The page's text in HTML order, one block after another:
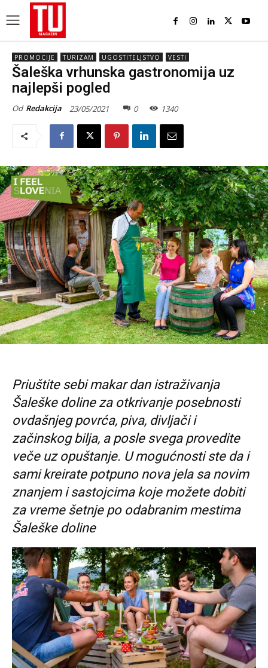
PROMOCIJE TURIZAM UGOSTITELJSTVO VESTI
Šaleška vrhunska gastronomija uz
najlepši pogled
Od Redakcija 23/05/2021 0 1340
Priuštite sebi makar dan istraživanja
Šaleške doline za otkrivanje posebnosti
ovdašnjeg povrća, piva, divljači i
začinskog bilja, a posle svega provedite
veče uz opuštanje. U mogućnosti ste da i
sami kreirate potpuno nova jela sa novim
znanjem i sastojcima koje možete dobiti
za vreme šetnje po odabranim mestima
Šaleške doline